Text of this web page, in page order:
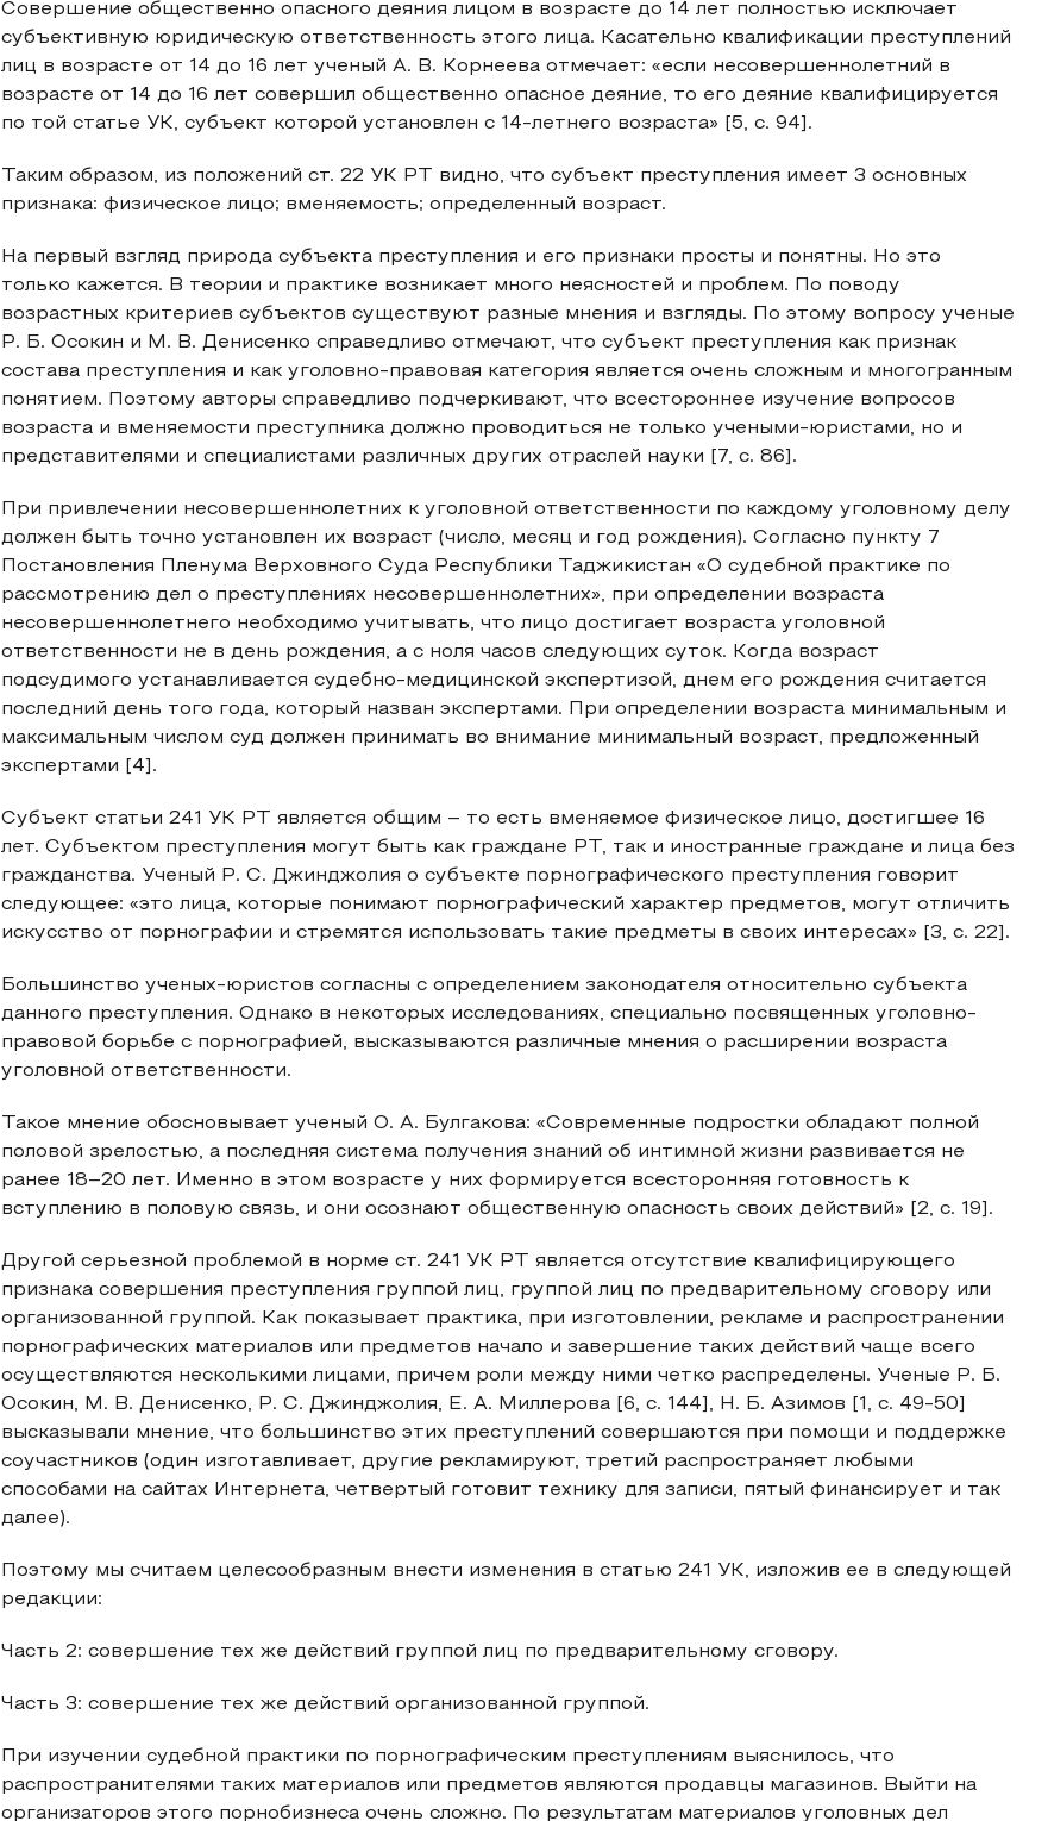
Совершение общественно опасного деяния лицом в возрасте до 14 лет полностью исключает
субъективную юридическую ответственность этого лица. Касательно квалификации преступлений
лиц в возрасте от 14 до 16 лет ученый А. В. Корнеева отмечает: «если несовершеннолетний в
возрасте от 14 до 16 лет совершил общественно опасное деяние, то его деяние квалифицируется
по той статье УК, субъект которой установлен с 14-летнего возраста» [5, с. 94].
Таким образом, из положений ст. 22 УК РТ видно, что субъект преступления имеет 3 основных
признака: физическое лицо; вменяемость; определенный возраст.
На первый взгляд природа субъекта преступления и его признаки просты и понятны. Но это
только кажется. В теории и практике возникает много неясностей и проблем. По поводу
возрастных критериев субъектов существуют разные мнения и взгляды. По этому вопросу ученые
Р. Б. Осокин и М. В. Денисенко справедливо отмечают, что субъект преступления как признак
состава преступления и как уголовно-правовая категория является очень сложным и многогранным
понятием. Поэтому авторы справедливо подчеркивают, что всестороннее изучение вопросов
возраста и вменяемости преступника должно проводиться не только учеными-юристами, но и
представителями и специалистами различных других отраслей науки [7, с. 86].
При привлечении несовершеннолетних к уголовной ответственности по каждому уголовному делу
должен быть точно установлен их возраст (число, месяц и год рождения). Согласно пункту 7
Постановления Пленума Верховного Суда Республики Таджикистан «О судебной практике по
рассмотрению дел о преступлениях несовершеннолетних», при определении возраста
несовершеннолетнего необходимо учитывать, что лицо достигает возраста уголовной
ответственности не в день рождения, а с ноля часов следующих суток. Когда возраст
подсудимого устанавливается судебно-медицинской экспертизой, днем его рождения считается
последний день того года, который назван экспертами. При определении возраста минимальным и
максимальным числом суд должен принимать во внимание минимальный возраст, предложенный
экспертами [4].
Субъект статьи 241 УК РТ является общим – то есть вменяемое физическое лицо, достигшее 16
лет. Субъектом преступления могут быть как граждане РТ, так и иностранные граждане и лица без
гражданства. Ученый Р. С. Джинджолия о субъекте порнографического преступления говорит
следующее: «это лица, которые понимают порнографический характер предметов, могут отличить
искусство от порнографии и стремятся использовать такие предметы в своих интересах» [3, с. 22].
Большинство ученых-юристов согласны с определением законодателя относительно субъекта
данного преступления. Однако в некоторых исследованиях, специально посвященных уголовно-
правовой борьбе с порнографией, высказываются различные мнения о расширении возраста
уголовной ответственности.
Такое мнение обосновывает ученый О. А. Булгакова: «Современные подростки обладают полной
половой зрелостью, а последняя система получения знаний об интимной жизни развивается не
ранее 18–20 лет. Именно в этом возрасте у них формируется всесторонняя готовность к
вступлению в половую связь, и они осознают общественную опасность своих действий» [2, с. 19].
Другой серьезной проблемой в норме ст. 241 УК РТ является отсутствие квалифицирующего
признака совершения преступления группой лиц, группой лиц по предварительному сговору или
организованной группой. Как показывает практика, при изготовлении, рекламе и распространении
порнографических материалов или предметов начало и завершение таких действий чаще всего
осуществляются несколькими лицами, причем роли между ними четко распределены. Ученые Р. Б.
Осокин, М. В. Денисенко, Р. С. Джинджолия, Е. A. Миллерова [6, с. 144], Н. Б. Азимов [1, с. 49-50]
высказывали мнение, что большинство этих преступлений совершаются при помощи и поддержке
соучастников (один изготавливает, другие рекламируют, третий распространяет любыми
способами на сайтах Интернета, четвертый готовит технику для записи, пятый финансирует и так
далее).
Поэтому мы считаем целесообразным внести изменения в статью 241 УК, изложив ее в следующей
редакции:
Часть 2: совершение тех же действий группой лиц по предварительному сговору.
Часть 3: совершение тех же действий организованной группой.
При изучении судебной практики по порнографическим преступлениям выяснилось, что
распространителями таких материалов или предметов являются продавцы магазинов. Выйти на
организаторов этого порнобизнеса очень сложно. По результатам материалов уголовных дел